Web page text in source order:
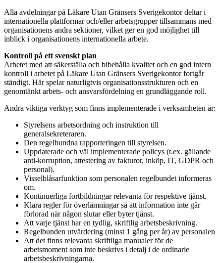
Alla avdelningar på Läkare Utan Gränsers Sverigekontor deltar i
internationella plattformar och/eller arbetsgrupper tillsammans med
organisationens andra sektioner, vilket ger en god möjlighet till
inblick i organisationens internationella arbete.
Kontroll på ett svenskt plan
Arbetet med att säkerställa och bibehålla kvalitet och en god intern
kontroll i arbetet på Läkare Utan Gränsers Sverigekontor fortgår
ständigt. Här spelar naturligtvis organisationsstrukturen och en
genomtänkt arbets- och ansvarsfördelning en grundläggande roll.
Andra viktiga verktyg som finns implementerade i verksamheten är:
Styrelsens arbetsordning och instruktion till
generalsekreteraren.
Den regelbundna rapporteringen till styrelsen.
Uppdaterade och väl implementerade policys (t.ex. gällande
anti-korruption, attestering av fakturor, inköp, IT, GDPR och
personal).
Visselblåsarfunktion som personalen regelbundet informeras
om.
Kontinuerliga fortbildningar relevanta för respektive tjänst.
Klara regler för överlämningar så att information inte går
förlorad när någon slutar eller byter tjänst.
Att varje tjänst har en tydlig, skriftlig arbetsbeskrivning.
Regelbunden utvärdering (minst 1 gång per år) av personalen
Att det finns relevanta skriftliga manualer för de
arbetsmoment som inte beskrivs i detalj i de ordinarie
arbetsbeskrivningarna.